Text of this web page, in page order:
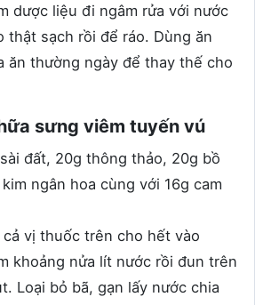
dược liệu đi ngâm rửa với nước
thật sạch rồi để ráo. Dùng ăn
ăn thường ngày để thay thế cho
sưng viêm tuyến vú
đất, 20g thông thảo, 20g bồ
ngân hoa cùng với 16g cam
vị thuốc trên cho hết vào
khoảng nửa lít nước rồi đun trên
Loại bỏ bã, gạn lấy nước chia